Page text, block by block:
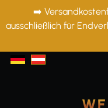
springen
➡️
ausschließlich für